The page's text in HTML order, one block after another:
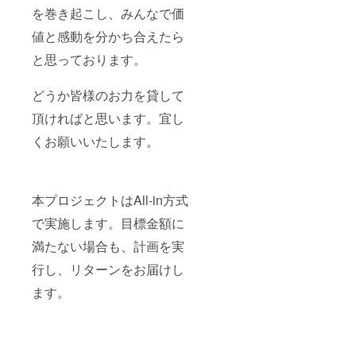
を巻き起こし、みんなで価
値と感動を分かち合えたら
と思っております。
どうか皆様のお力を貸して
頂ければと思います。宜し
くお願いいたします。
本プロジェクトはAll-in方式
で実施します。目標金額に
満たない場合も、計画を実
行し、リターンをお届けし
ます。